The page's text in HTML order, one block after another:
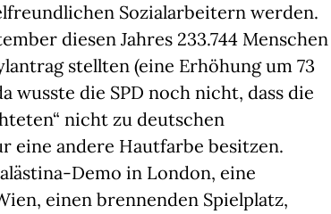
Sozialarbeitern werden.
diesen Jahres 233.744 Menschen
stellten (eine Erhöhung um 73
wusste die SPD noch nicht, dass die
nicht zu deutschen
eine andere Hautfarbe besitzen.
Demo in London, eine
einen brennenden Spielplatz,